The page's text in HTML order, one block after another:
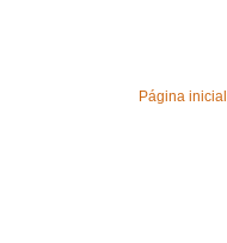
Página inicial